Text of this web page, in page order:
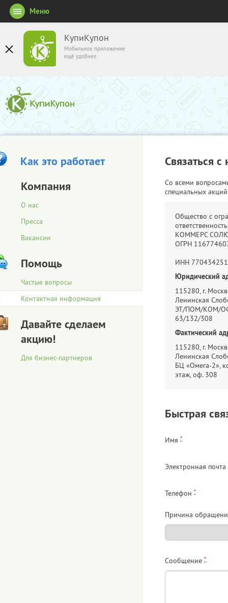
КупиКупон
Мобильное приложение
ещё удобнее
Меню
Как это работает
Компания
О нас
Пресса
Вакансии
Помощь
Частые вопросы
Контактная информация
Давайте сделаем
акцию!
Для бизнес-партнеров
Связаться с
Со всеми
специальных
Общество с
КОММЕРС
ОГРН
ИНН
Юридический
115280, г.
Ленинская
ЭТ/ПОМ/КОМ/
63/132/308
Фактический
115280, г.
Ленинская
БЦ «Омега-2»,
этаж, оф. 308
Быстрая
*
Имя
Электронная почта
*
Телефон
Причина
*
Сообщение